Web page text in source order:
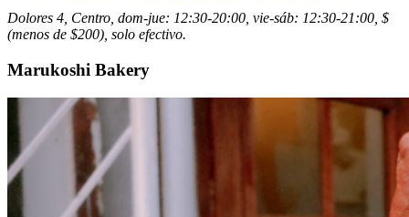
Dolores 4, Centro, dom-jue: 12:30-20:00, vie-sáb: 12:30-21:00, $
(menos de $200), solo efectivo.
Marukoshi Bakery